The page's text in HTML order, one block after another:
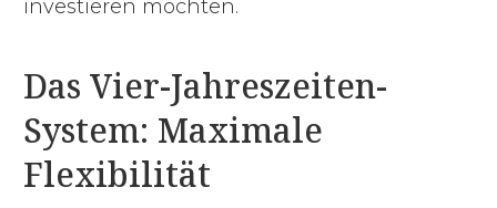
investieren möchten.
Das Vier-Jahreszeiten-
System: Maximale
Flexibilität